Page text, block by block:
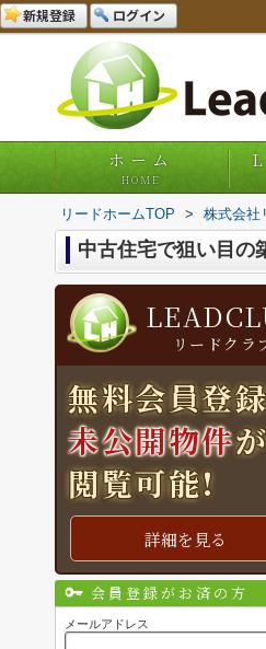
新規登録 ログイン
ホーム
HOME
リードホームTOP > 株式会社
中古住宅で狙い目の
リードクラ
無料会員登
未公開物件が
閲覧可能!
詳細を見る
会員登録がお済の方
メールアドレス